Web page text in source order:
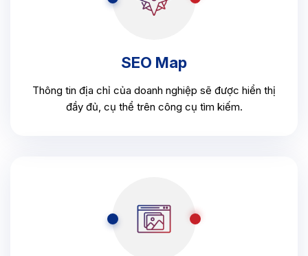
SEO Map
Thông tin địa chỉ của doanh nghiệp sẽ được hiển thị
đầy đủ, cụ thể trên công cụ tìm kiếm.